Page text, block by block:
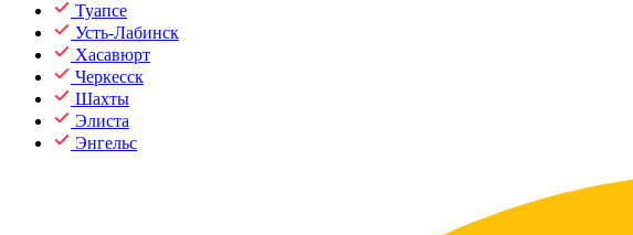
Туапсе
Усть-Лабинск
Хасавюрт
Черкесск
Шахты
Элиста
Энгельс